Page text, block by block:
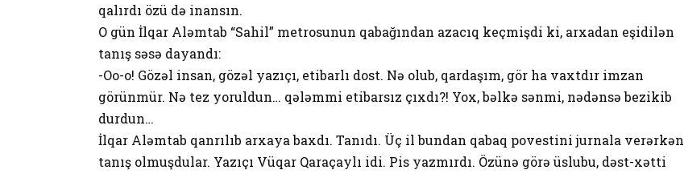
qalırdı özü də inansın.
O gün İlqar Aləmtab “Sahil” metrosunun qabağından azacıq keçmişdi ki, arxadan eşidilən
tanış səsə dayandı:
-Oo-o! Gözəl insan, gözəl yazıçı, etibarlı dost. Nə olub, qardaşım, gör ha vaxtdır imzan
görünmür. Nə tez yoruldun… qələmmi etibarsız çıxdı?! Yox, bəlkə sənmi, nədənsə bezikib
durdun…
İlqar Aləmtab qanrılıb arxaya baxdı. Tanıdı. Üç il bundan qabaq povestini jurnala verərkən
tanış olmuşdular. Yazıçı Vüqar Qaraçaylı idi. Pis yazmırdı. Özünə görə üslubu, dəst-xətti